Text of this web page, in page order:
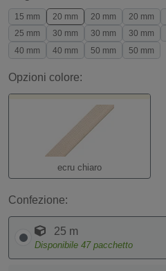
15 mm 20 mm 20 mm 20 mm
25 mm
30 mm 30 mm 30 mm
40 mm
40 mm 50 mm 50 mm
Opzioni colore:
ecru chiaro
Confezione:
25 m
Disponibile 47 pacchetto